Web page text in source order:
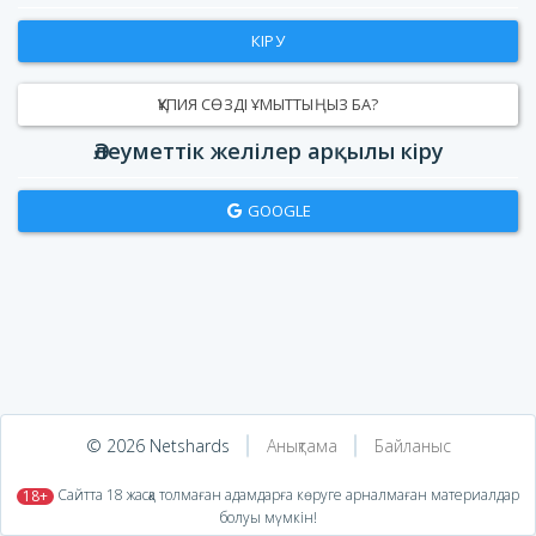
КІРУ
ҚҰПИЯ СӨЗДІ ҰМЫТТЫҢЫЗ БА?
Әлеуметтік желілер арқылы кіру
GOOGLE
© 2026 Netshards Анықтама Байланыс
18+ ​ Сайтта 18 жасқа толмаған адамдарға көруге арналмаған материалдар
болуы мүмкін!